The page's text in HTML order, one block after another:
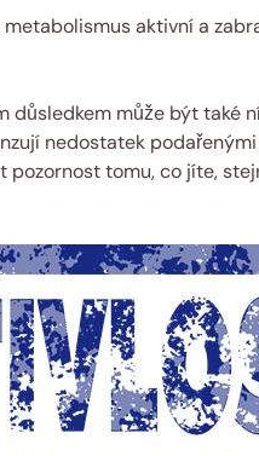
aktivní a
může být také
nedostatek
tomu, co jíte,